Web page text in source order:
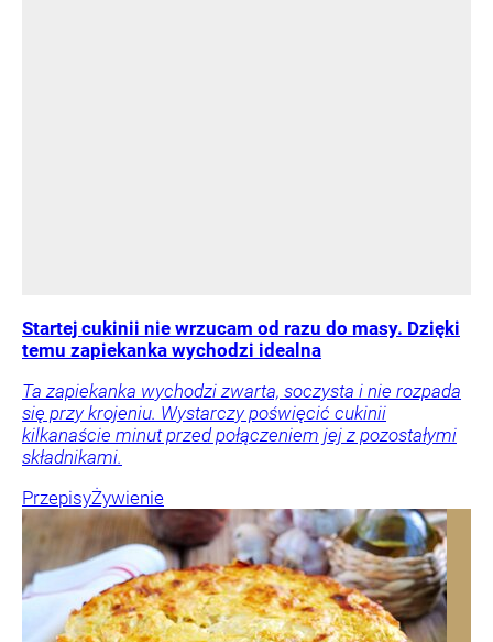
Startej cukinii nie wrzucam od razu do masy. Dzięki
temu zapiekanka wychodzi idealna
Ta zapiekanka wychodzi zwarta, soczysta i nie rozpada
się przy krojeniu. Wystarczy poświęcić cukinii
kilkanaście minut przed połączeniem jej z pozostałymi
składnikami.
PrzepisyŻywienie